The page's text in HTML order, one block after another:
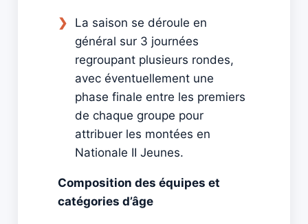
La saison se déroule en
général sur 3 journées
regroupant plusieurs rondes,
avec éventuellement une
phase finale entre les premiers
de chaque groupe pour
attribuer les montées en
Nationale II Jeunes.
Composition des équipes et
catégories d’âge